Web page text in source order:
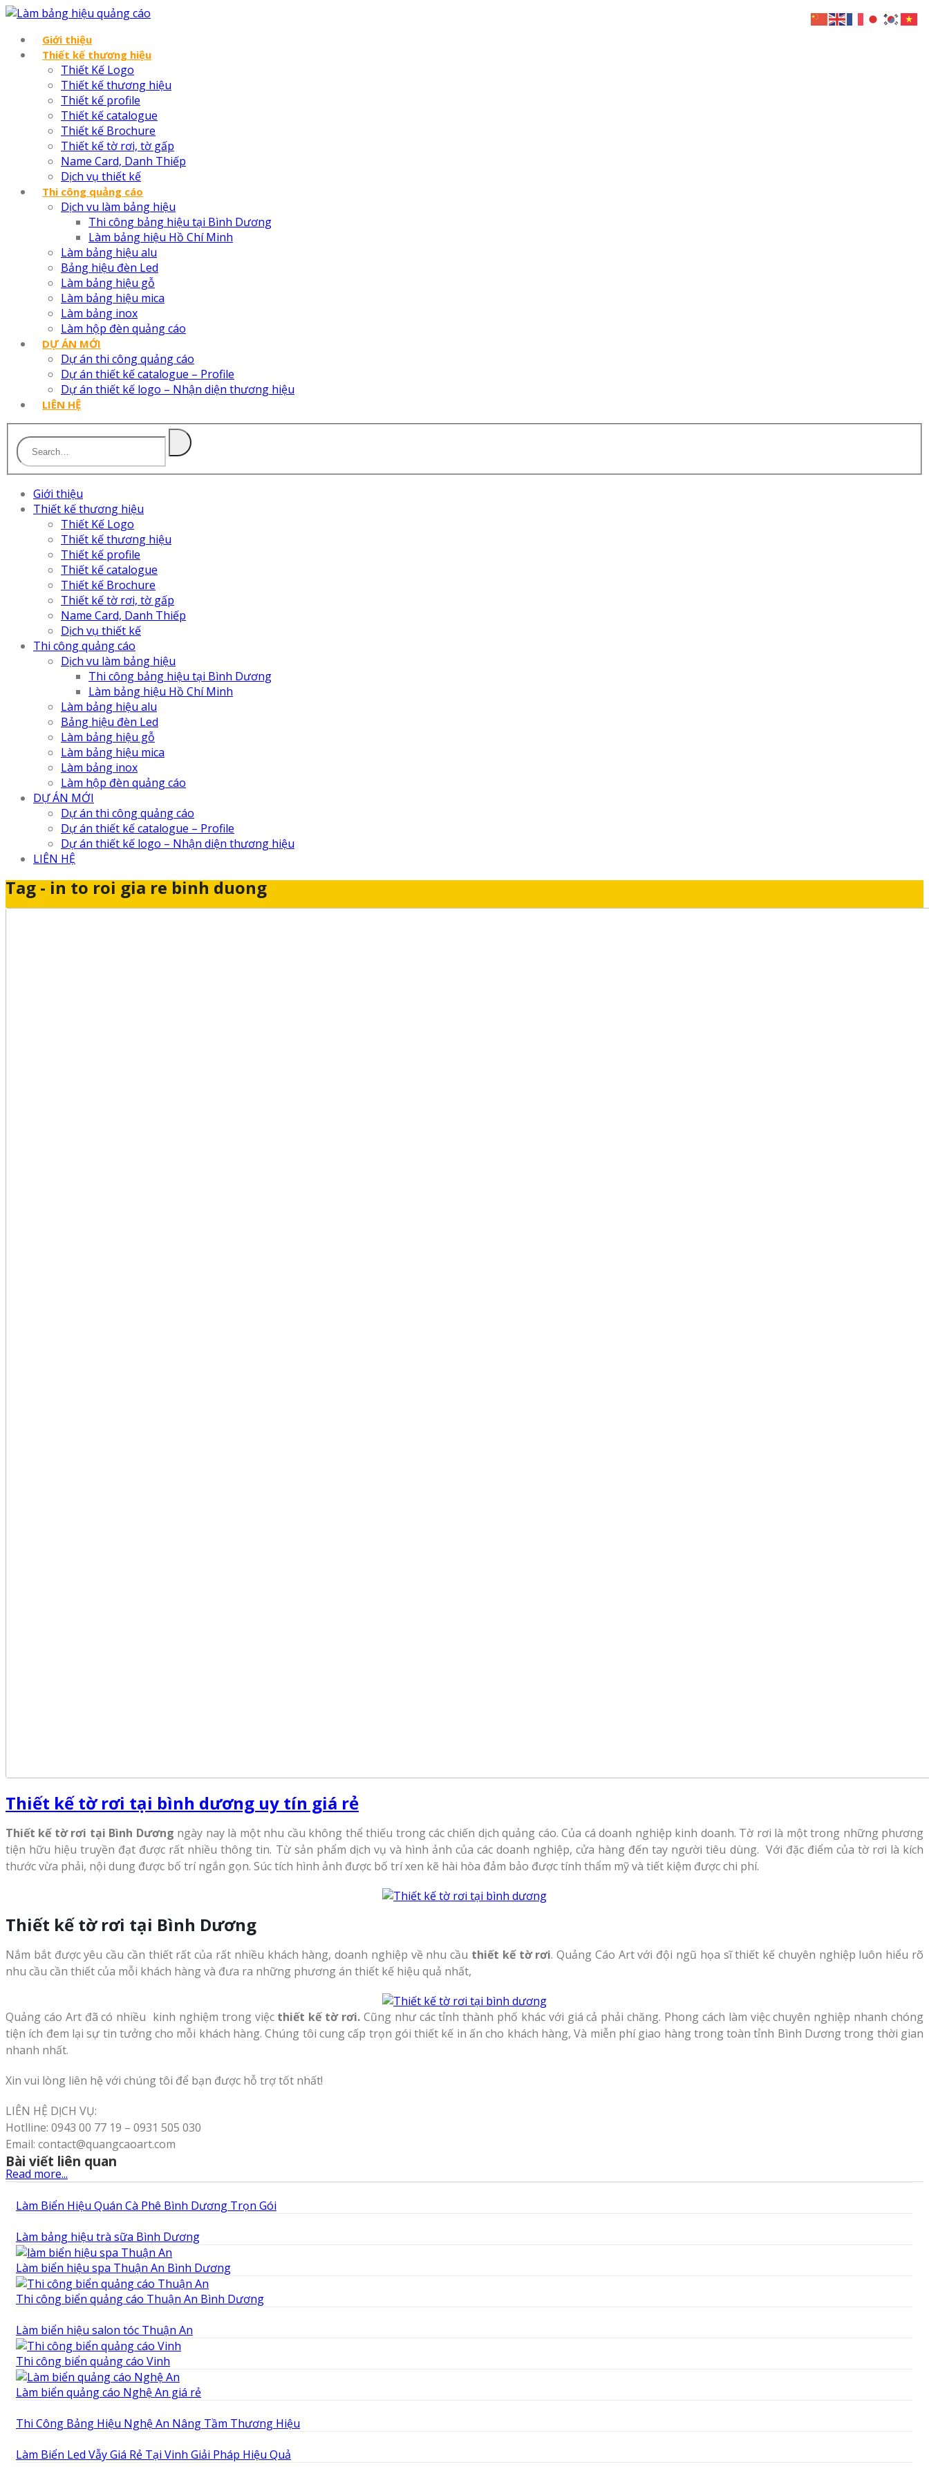
Giới thiệu
Thiết kế thương hiệu
Thiết Kế Logo
Thiết kế thương hiệu
Thiết kế profile
Thiết kế catalogue
Thiết kế Brochure
Thiết kế tờ rơi, tờ gấp
Name Card, Danh Thiếp
Dịch vụ thiết kế
Thi công quảng cáo
Dịch vu làm bảng hiệu
Thi công bảng hiệu tại Bình Dương
Làm bảng hiệu Hồ Chí Minh
Làm bảng hiệu alu
Bảng hiệu đèn Led
Làm bảng hiệu gỗ
Làm bảng hiệu mica
Làm bảng inox
Làm hộp đèn quảng cáo
DỰ ÁN MỚI
Dự án thi công quảng cáo
Dự án thiết kế catalogue – Profile
Dự án thiết kế logo – Nhận diện thương hiệu
LIÊN HỆ
Giới thiệu
Thiết kế thương hiệu
Thiết Kế Logo
Thiết kế thương hiệu
Thiết kế profile
Thiết kế catalogue
Thiết kế Brochure
Thiết kế tờ rơi, tờ gấp
Name Card, Danh Thiếp
Dịch vụ thiết kế
Thi công quảng cáo
Dịch vu làm bảng hiệu
Thi công bảng hiệu tại Bình Dương
Làm bảng hiệu Hồ Chí Minh
Làm bảng hiệu alu
Bảng hiệu đèn Led
Làm bảng hiệu gỗ
Làm bảng hiệu mica
Làm bảng inox
Làm hộp đèn quảng cáo
DỰ ÁN MỚI
Dự án thi công quảng cáo
Dự án thiết kế catalogue – Profile
Dự án thiết kế logo – Nhận diện thương hiệu
LIÊN HỆ
Tag - in to roi gia re binh duong
Thiết kế tờ rơi tại bình dương uy tín giá rẻ
Thiết kế tờ rơi tại Bình Dương ngày nay là một nhu cầu không thể thiếu trong các chiến dịch quảng cáo. Của cá doanh nghiệp kinh doanh. Tờ rơi là một trong những phương
tiện hữu hiệu truyền đạt được rất nhiều thông tin. Từ sản phẩm dịch vụ và hình ảnh của các doanh nghiệp, cửa hàng đến tay người tiêu dùng. Với đặc điểm của tờ rơi là kích
thước vừa phải, nội dung được bố trí ngắn gọn. Súc tích hình ảnh được bố trí xen kẽ hài hòa đảm bảo được tính thẩm mỹ và tiết kiệm được chi phí.
Thiết kế tờ rơi tại Bình Dương
Nắm bắt được yêu cầu cần thiết rất của rất nhiều khách hàng, doanh nghiệp về nhu cầu thiết kế tờ rơi. Quảng Cáo Art với đội ngũ họa sĩ thiết kế chuyên nghiệp luôn hiểu rõ
nhu cầu cần thiết của mỗi khách hàng và đưa ra những phương án thiết kế hiệu quả nhất,
Quảng cáo Art đã có nhiều kinh nghiệm trong việc thiết kế tờ rơi. Cũng như các tỉnh thành phố khác với giá cả phải chăng. Phong cách làm việc chuyên nghiệp nhanh chóng
tiện ích đem lại sự tin tưởng cho mỗi khách hàng. Chúng tôi cung cấp trọn gói thiết kế in ấn cho khách hàng, Và miễn phí giao hàng trong toàn tỉnh Bình Dương trong thời gian
nhanh nhất.
Xin vui lòng liên hệ với chúng tôi để bạn được hỗ trợ tốt nhất!
LIÊN HỆ DỊCH VỤ:
Hotlline: 0943 00 77 19 – 0931 505 030
Email: contact@quangcaoart.com
Read more...
Bài viết liên quan
Làm Biển Hiệu Quán Cà Phê Bình Dương Trọn Gói
Làm bảng hiệu trà sữa Bình Dương
Làm biển hiệu spa Thuận An Bình Dương
Thi công biển quảng cáo Thuận An Bình Dương
Làm biển hiệu salon tóc Thuận An
Thi công biển quảng cáo Vinh
Làm biển quảng cáo Nghệ An giá rẻ
Thi Công Bảng Hiệu Nghệ An Nâng Tầm Thương Hiệu
Làm Biển Led Vẫy Giá Rẻ Tại Vinh Giải Pháp Hiệu Quả